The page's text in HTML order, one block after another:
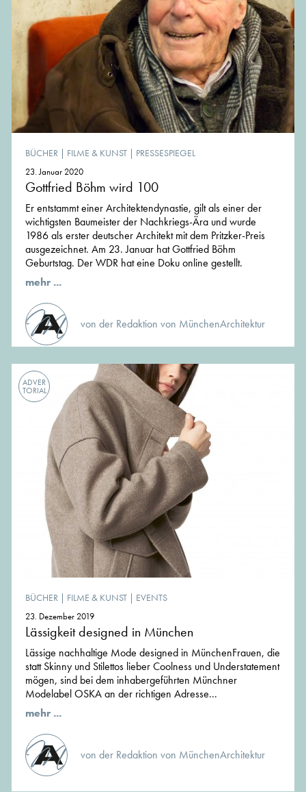
BÜCHER | FILME & KUNST | PRESSESPIEGEL
23. Januar 2020
Gottfried Böhm wird 100
Er entstammt einer Architektendynastie, gilt als einer der
wichtigsten Baumeister der Nachkriegs-Ära und wurde
1986 als erster deutscher Architekt mit dem Pritzker-Preis
ausgezeichnet. Am 23. Januar hat Gottfried Böhm
Geburtstag. Der WDR hat eine Doku online gestellt.
mehr ...
von der Redaktion von MünchenArchitektur
ADVER
TORIAL
BÜCHER | FILME & KUNST | EVENTS
23. Dezember 2019
Lässigkeit designed in München
Lässige nachhaltige Mode designed in MünchenFrauen, die
statt Skinny und Stilettos lieber Coolness und Understatement
mögen, sind bei dem inhabergeführten Münchner
Modelabel OSKA an der richtigen Adresse...
mehr ...
von der Redaktion von MünchenArchitektur